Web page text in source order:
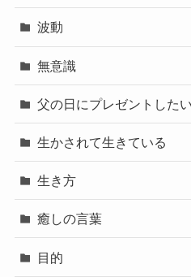
波動
無意識
父の日にプレゼントした
生かされて生きている
生き方
癒しの言葉
目的